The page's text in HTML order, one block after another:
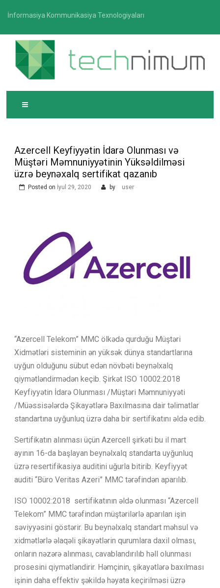
İnformasiya Kommunikasiya Texnologiyaları
TECHNIMUM
İnformasiya-kommunikasiya texnologiyaları üzrə
media platforması
Azercell Keyfiyyətin İdarə Olunması və
Müştəri Məmnuniyyətinin Yüksəldilməsi
üzrə beynəxalq sertifikat qazanıb
Posted on İyul 29, 2020 by user
“Azercell Telekom” MMC ölkədə qurduğu Müştəri
Xidmətləri sisteminin ən yüksək dünya standartlarına
uyğun olduğunu sübut edən növbəti beynəlxalq
qiymətləndirmədən keçib. Şirkət ISO 10002:2018
Keyfiyyətin İdarə Olunması /Müştəri Məmnuniyyəti
/Müəssisələrdə Şikayətlərə Baxılmasına dair təlimatlar
standartına uyğunluq üzrə daha bir sertifikatını əldə edib.
Sertifikatın alınması üçün Azercell şirkəti bu il mart
ayının 16-da başlayan beynəlxalq standarta uyğunluq
üzrə resertifikasiya auditini uğurla bitirib. Keyfiyyət
auditi “Büro Veritas Azeri” MMC tərəfindən aparılıb.
ISO 10002:2018 sertifikatının əldə olunması “Azercell
Telekom” MMC tərəfindən müştərilərlə aparılan işin
səviyyəsini göstərir. Bu beynəlxalq standart məhsul və
xidmətlərlə əlaqəli şikayətlərin qurumlara daxil olması,
onların nəzərə alınması, cavablandırılıb həll olunması
prosesini qiymətləndirir. Həmçinin, şikayətlərə baxılması
işinin daha effektiv şəkildə həyata keçirilməsi üzrə